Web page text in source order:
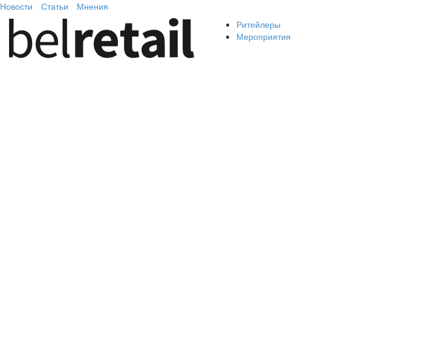
Новости Статьи Мнения
Ритейлеры
Мероприятия